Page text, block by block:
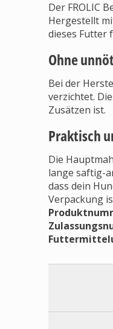
Der FROLIC
Hergestellt
dieses Futter
Ohne
Bei der
verzichtet.
Zusätzen ist.
Praktisch
Die
lange saftig-
dass dein
Verpackung